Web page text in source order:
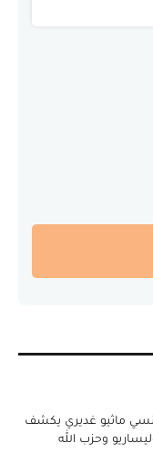
ماثيو غديري يكشف
وحزب الله